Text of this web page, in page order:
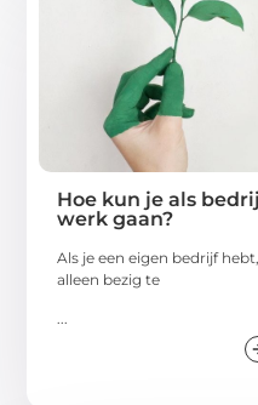
Hoe kun je als
werk gaan?
Als je een eigen bedrijf
alleen bezig te
...